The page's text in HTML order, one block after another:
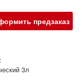
предзаказ
3л